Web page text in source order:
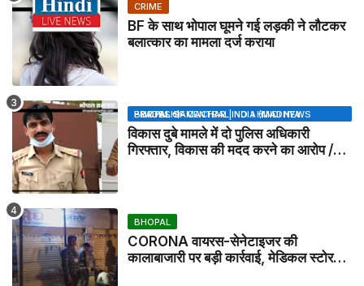
CRIME
BF के साथ भोपाल घूमने गई लड़की ने लौटकर
बलात्कार का मामला दर्ज कराया
BHOPAL SAMACHAR | NO 1 HINDI NEWS PORTAL OF CENTRAL INDIA (MADHYA PRADESH)
विकास दुबे मामले में दो पुलिस अधिकारी
गिरफ्तार, विकास की मदद करने का आरोप /
BHOPAL
CORONA वायरस-सेनेटाइजर की
कालाबाजारी पर बड़ी कार्रवाई, मेडिकल स्टोर